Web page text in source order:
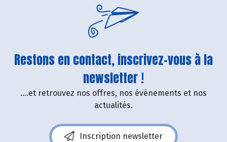
Restons en contact, inscrivez-vous à la
newsletter !
....et retrouvez nos offres, nos événements et nos
actualités.
Inscription newsletter